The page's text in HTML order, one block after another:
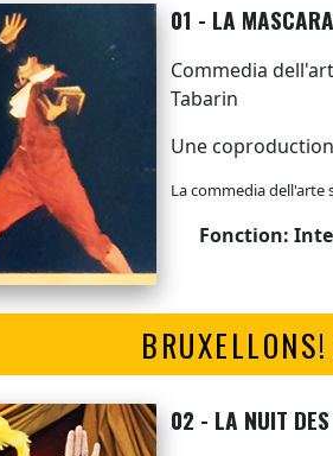
01 - LA
Commedia
Tabarin
Une
La commedia
Fonction:
02 - LA NUIT